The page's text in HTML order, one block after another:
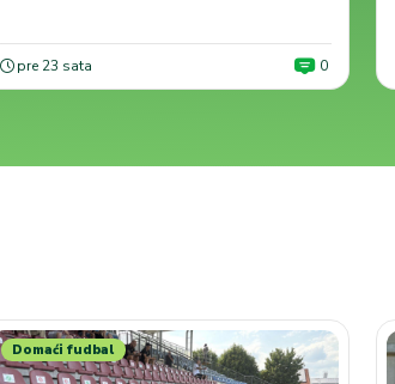
pre 23 sata 0
Domaći fudbal